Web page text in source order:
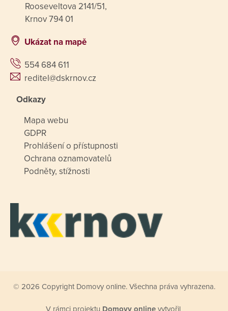
Rooseveltova 2141/51,
Krnov 794 01
Ukázat na mapě
554 684 611
reditel@dskrnov.cz
Odkazy
Mapa webu
GDPR
Prohlášení o přístupnosti
Ochrana oznamovatelů
Podněty, stížnosti
© 2026 Copyright Domovy online. Všechna práva vyhrazena.
V rámci projektu Domovy onlinevytvořil